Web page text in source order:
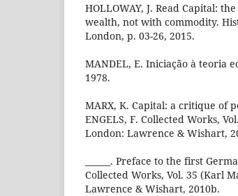
HOLLOWAY, J. Read Capital:
wealth, not with commodity.
London, p. 03-26, 2015.
MANDEL, E. Iniciação à teoria
1978.
MARX, K. Capital: a critique of
ENGELS, F. Collected Works,
London: Lawrence & Wishart,
______. Preface to the first
Collected Works, Vol. 35 (Karl
Lawrence & Wishart, 2010b.